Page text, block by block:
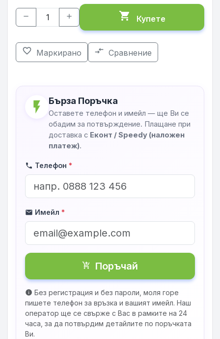
remove add shopping_cart Купете
favorite_border Маркирано compare_arrows Сравнение
flash_on Бърза Поръчка
Оставете телефон и имейл — ще Ви се
обадим за потвърждение. Плащане при
доставка с Еконт / Speedy (наложен
платеж).
phone Телефон *
mail Имейл *
shopping_cart_checkout Поръчай
info Без регистрация и без пароли, моля горе
пишете телефон за връзка и вашият имейл. Наш
оператор ще се свърже с Вас в рамките на 24
часа, за да потвърдим детайлите по поръчката
Ви.